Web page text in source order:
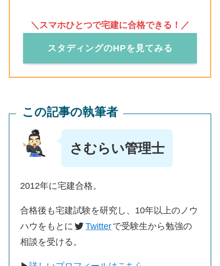
＼スマホひとつで宅建に合格できる！／
スタディングのHPを見てみる
この記事の執筆者
さむらい管理士
2012年に宅建合格。
合格後も宅建試験を研究し、10年以上のノウ
ハウをもとに
Twitterで受験生から勉強の
相談を受ける。